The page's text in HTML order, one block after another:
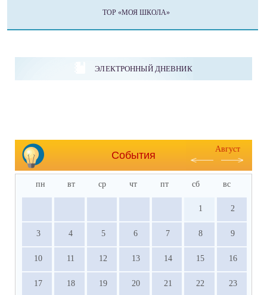
ТОР «МОЯ ШКОЛА»
ЭЛЕКТРОННЫЙ ДНЕВНИК
События
Август
пн вт ср чт пт сб вс
1 2
3 4 5 6 7 8 9
10 11 12 13 14 15 16
17 18 19 20 21 22 23